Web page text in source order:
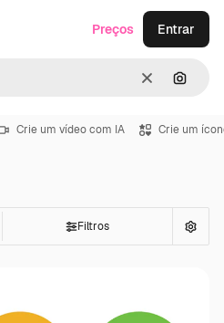
Limpar
Preços Entrar
Crie um vídeo com IA Crie um
Filtros